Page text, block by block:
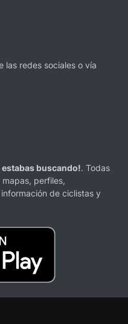
las redes sociales o vía
buscando!. Todas
perfiles,
de ciclistas y